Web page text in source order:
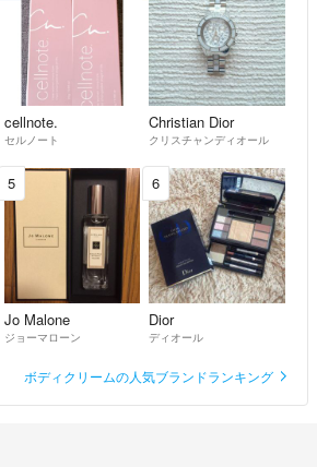
cellnote.
セルノート
Christian Dior
クリスチャンディオール
5
Jo Malone
ジョーマローン
6
Dior
ディオール
ボディクリームの人気ブランドランキング